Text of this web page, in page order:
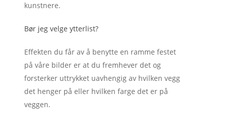
kunstnere.
Bør jeg velge ytterlist?
Effekten du får av å benytte en ramme festet
på våre bilder er at du fremhever det og
forsterker uttrykket uavhengig av hvilken vegg
det henger på eller hvilken farge det er på
veggen.